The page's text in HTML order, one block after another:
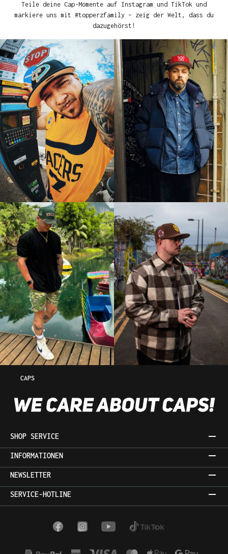
Teile deine Cap-Momente auf Instagram und TikTok und
markiere uns mit #topperzfamily – zeig der Welt, dass du
dazugehörst!
CAPS
SHOP SERVICE
INFORMATIONEN
NEWSLETTER
SERVICE-HOTLINE